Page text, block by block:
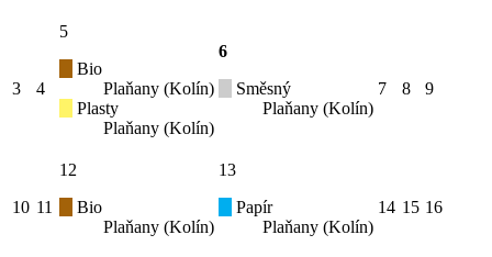
3 4
5
Bio
Plaňany (Kolín)
Plasty
Plaňany (Kolín)
6
Směsný
Plaňany (Kolín)
7 8 9
10 11
12
Bio
Plaňany (Kolín)
13
Papír
Plaňany (Kolín)
14 15 16